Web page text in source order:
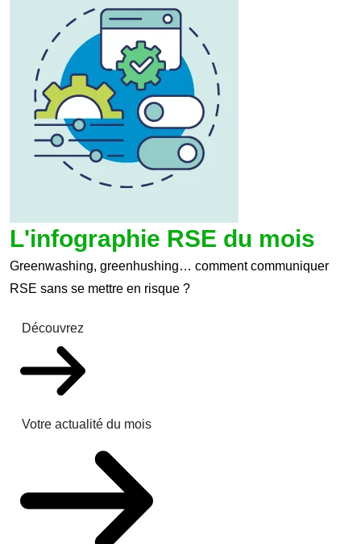
L'infographie RSE du mois
Greenwashing, greenhushing… comment communiquer
RSE sans se mettre en risque ?
Découvrez
Votre actualité du mois